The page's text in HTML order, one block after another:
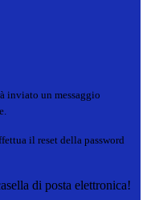
inviato un messaggio
il reset della password
di posta elettronica!